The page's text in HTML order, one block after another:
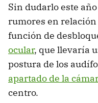
Sin dudarlo este
rumores en relación
función de
ocular, que llevaría
postura de los
apartado de la
centro.